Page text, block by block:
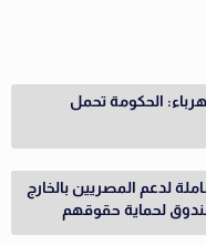
الحكومة تحمل
لدعم المصريين بالخارج
لحماية حقوقهم